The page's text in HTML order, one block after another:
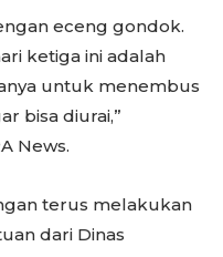
eceng gondok.
ketiga ini adalah
untuk menembus
bisa diurai,”
News.
terus melakukan
dari Dinas